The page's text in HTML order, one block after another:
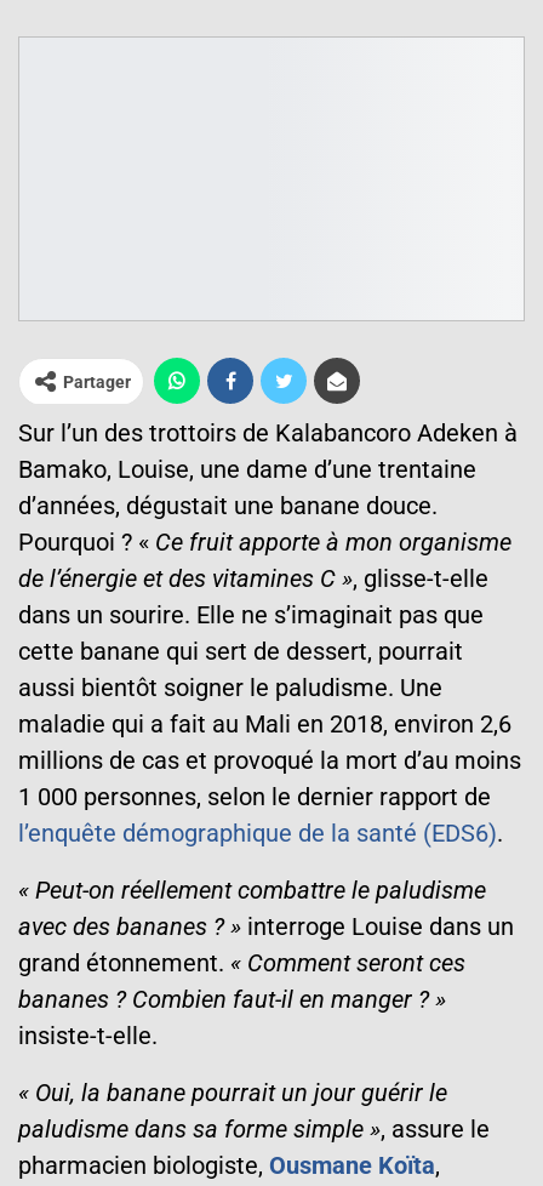
Partager
Sur l’un des trottoirs de Kalabancoro Adeken à
Bamako, Louise, une dame d’une trentaine
d’années, dégustait une banane douce.
Pourquoi ? « Ce fruit apporte à mon organisme
de l’énergie et des vitamines C », glisse-t-elle
dans un sourire. Elle ne s’imaginait pas que
cette banane qui sert de dessert, pourrait
aussi bientôt soigner le paludisme. Une
maladie qui a fait au Mali en 2018, environ 2,6
millions de cas et provoqué la mort d’au moins
1 000 personnes, selon le dernier rapport de
l’enquête démographique de la santé (EDS6).
« Peut-on réellement combattre le paludisme
avec des bananes ? » interroge Louise dans un
grand étonnement. « Comment seront ces
bananes ? Combien faut-il en manger ? »
insiste-t-elle.
« Oui, la banane pourrait un jour guérir le
paludisme dans sa forme simple », assure le
pharmacien biologiste, Ousmane Koïta,